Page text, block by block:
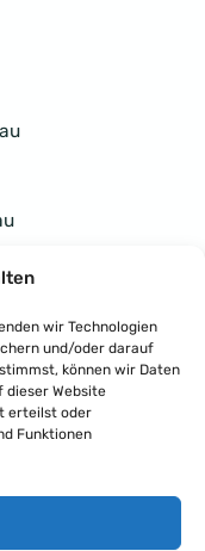
wir Technologien
und/oder darauf
können wir Daten
dieser Website
erteilst oder
Funktionen
Bielefeld
3043725